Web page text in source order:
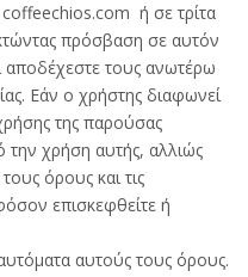
ή σε τρίτα
πρόσβαση σε αυτόν
τους ανωτέρω
Εάν ο χρήστης διαφωνεί
της παρούσας
την χρήση αυτής, αλλιώς
όρους και τις
επισκεφθείτε ή
αυτούς τους όρους.